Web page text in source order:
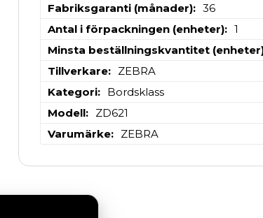
Fabriksgaranti (månader)
36
Antal i förpackningen (enheter)
1
Minsta beställningskvantitet
Tillverkare
ZEBRA
Kategori
Bordsklass
Modell
ZD621
Varumärke
ZEBRA